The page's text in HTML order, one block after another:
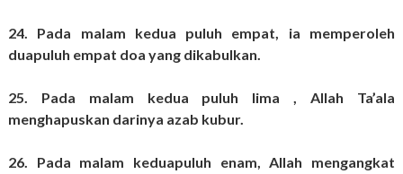
24. Pada malam kedua puluh empat, ia memperoleh
duapuluh empat doa yang dikabulkan.
25. Pada malam kedua puluh lima , Allah Ta’ala
menghapuskan darinya azab kubur.
26. Pada malam keduapuluh enam, Allah mengangkat